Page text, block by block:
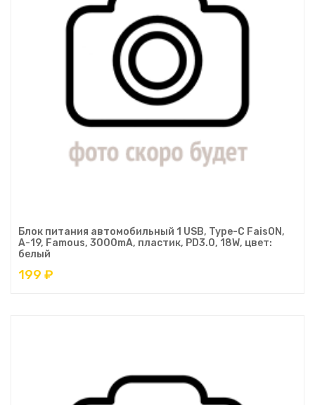
Блок питания автомобильный 1 USB, Type-C FaisON,
A-19, Famous, 3000mA, пластик, PD3.0, 18W, цвет:
белый
199 ₽